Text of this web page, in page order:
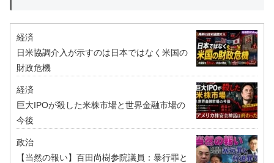
経済
日米協調介入が示すのは日本ではなく米国の
財政危機
経済
巨大IPOが殺した米株市場と世界金融市場の
今後
政治
【当然の報い】百田尚樹参院議員：暴行罪と